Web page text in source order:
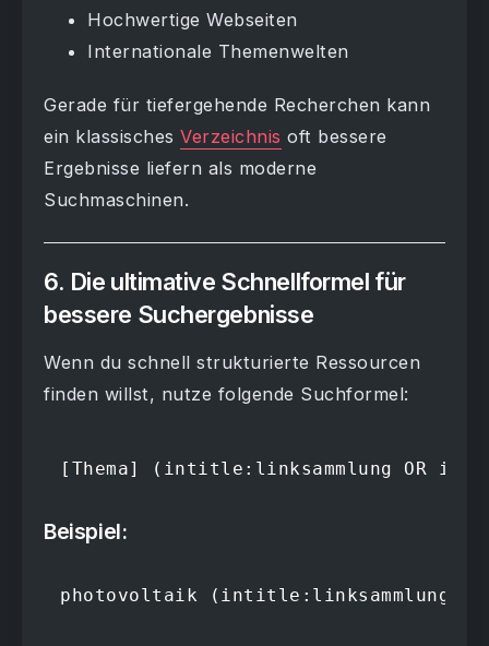
Hochwertige Webseiten
Internationale Themenwelten
Gerade für tiefergehende Recherchen kann
ein klassisches Verzeichnis oft bessere
Ergebnisse liefern als moderne
Suchmaschinen.
6. Die ultimative Schnellformel für
bessere Suchergebnisse
Wenn du schnell strukturierte Ressourcen
finden willst, nutze folgende Suchformel:
[Thema] (intitle:linksammlung OR
Beispiel:
photovoltaik (intitle:linksammlung